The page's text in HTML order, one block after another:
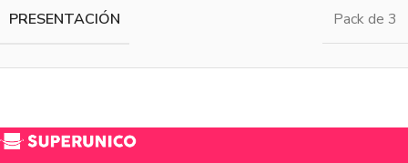
PRESENTACIÓN Pack de 3